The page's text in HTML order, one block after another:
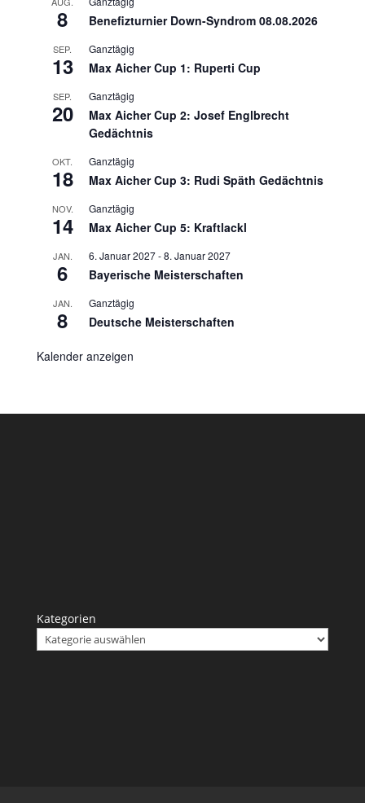
8 Benefizturnier Down-Syndrom 08.08.2026
SEP.
13
Ganztägig
Max Aicher Cup 1: Ruperti Cup
SEP.
20
Ganztägig
Max Aicher Cup 2: Josef Englbrecht
Gedächtnis
OKT.
18
Ganztägig
Max Aicher Cup 3: Rudi Späth Gedächtnis
NOV.
14
Ganztägig
Max Aicher Cup 5: Kraftlackl
JAN.
6
6. Januar 2027-8. Januar 2027
Bayerische Meisterschaften
JAN.
8
Ganztägig
Deutsche Meisterschaften
Kalender anzeigen
Kategorien